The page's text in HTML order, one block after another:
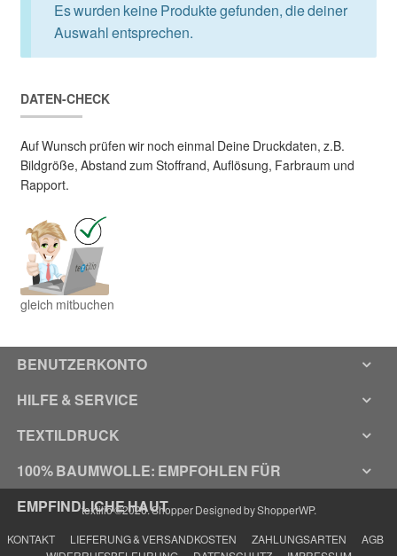
Es wurden keine Produkte gefunden, die deiner
Auswahl entsprechen.
DATEN-CHECK
Auf Wunsch prüfen wir noch einmal Deine Druckdaten, z.B.
Bildgröße, Abstand zum Stoffrand, Auflösung, Farbraum und
Rapport.
gleich mitbuchen
BENUTZERKONTO
HILFE & SERVICE
TEXTILDRUCK
100% BAUMWOLLE: EMPFOHLEN FÜR
EMPFINDLICHE HAUT
textilio ©2026.ShopperDesigned byShopperWP.
KONTAKT LIEFERUNG & VERSANDKOSTEN ZAHLUNGSARTEN
AGB